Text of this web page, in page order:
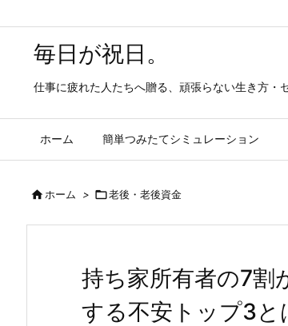
毎日が祝日。
仕事に疲れた人たちへ贈る、頑張らない生き方・
ホーム 簡単つみたてシミュレーション
ホーム > 老後・老後資金
持ち家所有者の7割
する不安トップ3と